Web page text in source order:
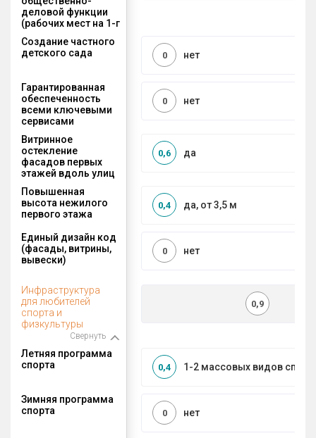
деловой функции
(рабочих мест на 1-г
Создание частного
детского сада
нет
0
Гарантированная
обеспеченность
всеми ключевыми
сервисами
нет
0
Витринное
остекление
фасадов первых
этажей вдоль улиц
да
0,6
Повышенная
высота нежилого
первого этажа
да, от 3,5 м
0,4
Единый дизайн код
(фасады, витрины,
вывески)
нет
0
Инфраструктура
для любителей
спорта и
физкультуры
Свернуть
0,9
Летняя программа
спорта
1-2 массовых видов
0,4
Зимняя программа
спорта
нет
0